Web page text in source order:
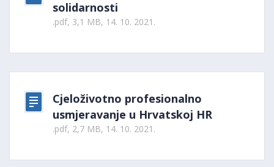
solidarnosti
.pdf, 3,1 MB, 14. 10. 2021.
Cjeloživotno profesionalno
usmjeravanje u Hrvatskoj HR
.pdf, 2,7 MB, 14. 10. 2021.